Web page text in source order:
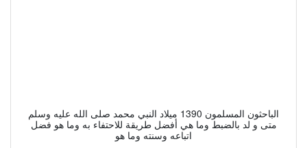
الباحثون المسلمون 1390 ميلاد النبي محمد صلى الله عليه وسلم
متى و لد بالضبط وما هي أفضل طريقة للاحتفاء به وما هو فضل
اتباعه وسنته وما هو